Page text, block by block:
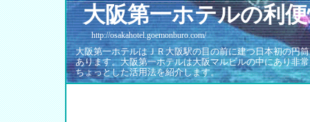
大阪第一ホテルの利
http://osakahotel.goemonburo.com/
大阪第一ホテルはＪＲ大阪駅の目の前に建つ日本初の円
あります。大阪第一ホテルは大阪マルビルの中にあり非
ちょっとした活用法を紹介します。